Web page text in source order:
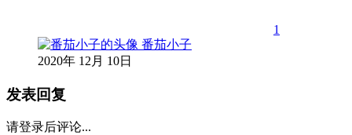
1
番茄小子
2020年 12月 10日
发表回复
请登录后评论...